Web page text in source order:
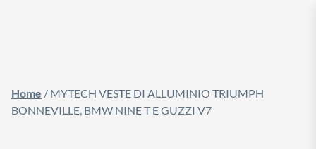
n
e
Home / MYTECH VESTE DI ALLUMINIO TRIUMPH
BONNEVILLE, BMW NINE T E GUZZI V7